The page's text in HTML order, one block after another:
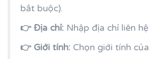
bắt buộc).
👉 Địa chỉ: Nhập địa chỉ liên hệ
👉 Giới tính: Chọn giới tính của